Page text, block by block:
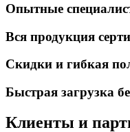
Опытные
Вся продукция
Скидки и гибкая
Быстрая загрузка
Клиенты и